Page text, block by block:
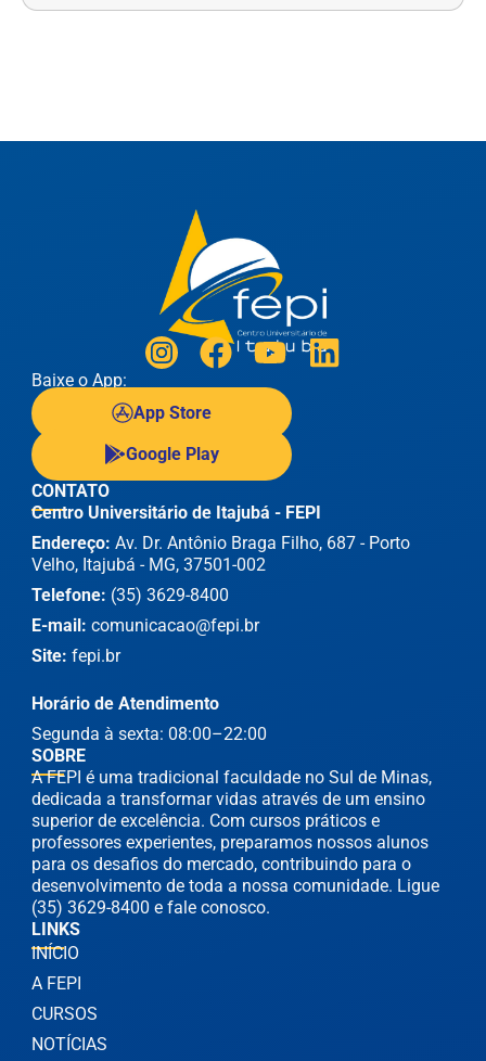
Baixe o App:
App Store
Google Play
SOBRE
A FEPI é uma tradicional faculdade no Sul de Minas,
dedicada a transformar vidas através de um ensino
superior de excelência. Com cursos práticos e
professores experientes, preparamos nossos alunos
para os desafios do mercado, contribuindo para o
desenvolvimento de toda a nossa comunidade. Ligue
(35) 3629-8400 e fale conosco.
LINKS
INÍCIO
A FEPI
CURSOS
NOTÍCIAS
CONTATO
Centro Universitário de Itajubá - FEPI
Endereço: Av. Dr. Antônio Braga Filho, 687 - Porto
Velho, Itajubá - MG, 37501-002
Telefone: (35) 3629-8400
E-mail: comunicacao@fepi.br
Site: fepi.br
Horário de Atendimento
Segunda à sexta: 08:00–22:00